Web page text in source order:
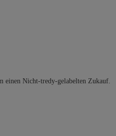
einen Nicht-tredy-gelabelten Zukauf.